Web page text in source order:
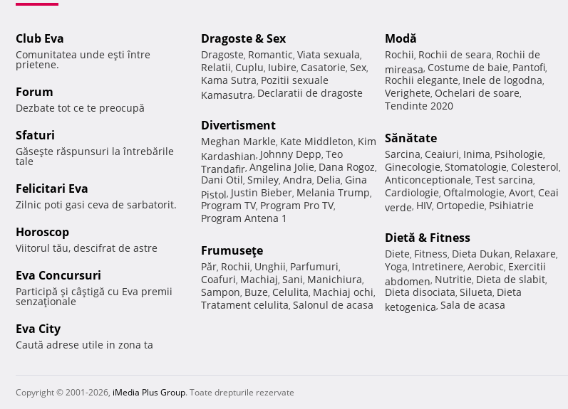
Club Eva
Comunitatea unde eşti între
prietene.
Forum
Dezbate tot ce te preocupă
Sfaturi
Găseşte răspunsuri la întrebările
tale
Felicitari Eva
Zilnic poti gasi ceva de sarbatorit.
Horoscop
Viitorul tău, descifrat de astre
Eva Concursuri
Participă şi câştigă cu Eva premii
senzaţionale
Eva City
Caută adrese utile in zona ta
Dragoste & Sex
Dragoste, Romantic, Viata sexuala,
Relatii, Cuplu, Iubire, Casatorie, Sex,
Kama Sutra, Pozitii sexuale
Kamasutra, Declaratii de dragoste
Divertisment
Meghan Markle, Kate Middleton, Kim
Kardashian, Johnny Depp, Teo
Trandafir, Angelina Jolie, Dana Rogoz,
Dani Otil, Smiley, Andra, Delia, Gina
Pistol, Justin Bieber, Melania Trump,
Program TV, Program Pro TV,
Program Antena 1
Frumuseţe
Păr, Rochii, Unghii, Parfumuri,
Coafuri, Machiaj, Sani, Manichiura,
Sampon, Buze, Celulita, Machiaj ochi,
Tratament celulita, Salonul de acasa
Modă
Rochii, Rochii de seara, Rochii de
mireasa, Costume de baie, Pantofi,
Rochii elegante, Inele de logodna,
Verighete, Ochelari de soare,
Tendinte 2020
Sănătate
Sarcina, Ceaiuri, Inima, Psihologie,
Ginecologie, Stomatologie, Colesterol,
Anticonceptionale, Test sarcina,
Cardiologie, Oftalmologie, Avort, Ceai
verde, HIV, Ortopedie, Psihiatrie
Dietă & Fitness
Diete, Fitness, Dieta Dukan, Relaxare,
Yoga, Intretinere, Aerobic, Exercitii
abdomen, Nutritie, Dieta de slabit,
Dieta disociata, Silueta, Dieta
ketogenica, Sala de acasa
Copyright © 2001-2026, iMedia Plus Group. Toate drepturile rezervate